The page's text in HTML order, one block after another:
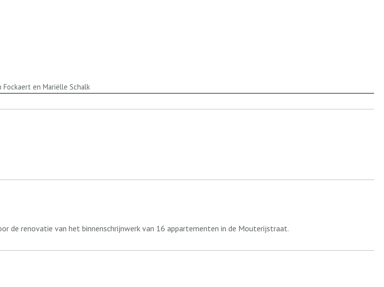
Fockaert en Mariëlle Schalk
de renovatie van het binnenschrijnwerk van 16 appartementen in de Mouterijstraat.